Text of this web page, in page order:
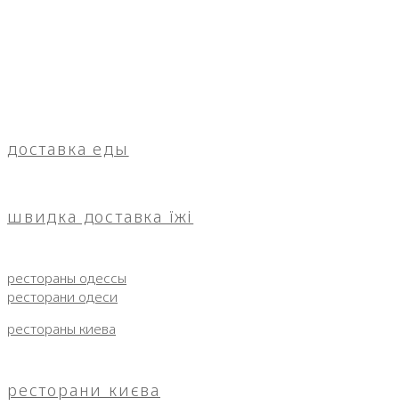
доставка еды
швидка доставка їжі
рестораны одессы
ресторани одеси
рестораны киева
ресторани києва